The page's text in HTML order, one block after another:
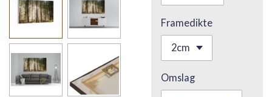
Framedikte
Omslag